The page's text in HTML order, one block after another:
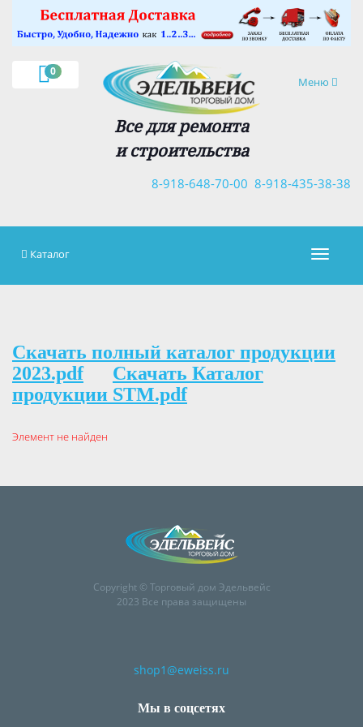
0
Навигация
Меню
Все для ремонта
и строительства
8-918-435-38-38
8-918-648-70-00
×
Каталог
Скачать полный каталог продукции
2023.pdf
Скачать Каталог
продукции STM.pdf
Элемент не найден
Copyright © Торговый дом Эдельвейс
2023 Все права защищены
shop1@eweiss.ru
Мы в соцсетях